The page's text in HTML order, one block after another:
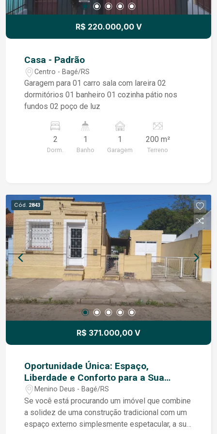
ambientes bem distribuídos e excelente
potencial para atender diferentes estilos de vida.
Agende uma visita e venha conhecer!
R$ 220.000,00 V
Casa - Padrão
Centro - Bagé/RS
Garagem para 01 carro sala com lareira 02
dormitórios 01 banheiro 01 cozinha pátio nos
fundos 02 poço de luz
2
Dorm.
1
Banho
1
Garagem
200 m²
Terreno
Cód. 2843
R$ 371.000,00 V
Oportunidade Única: Espaço,
Liberdade e Conforto para a Sua
Família!
Menino Deus - Bagé/RS
Se você está procurando um imóvel que combine
a solidez de uma construção tradicional com um
espaço externo simplesmente espetacular, a sua